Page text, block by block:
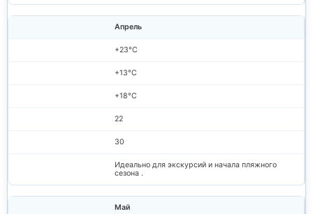
Апрель
+23°C
+13°C
+18°C
22
30
Идеально для экскурсий и начала пляжного
сезона .
Май